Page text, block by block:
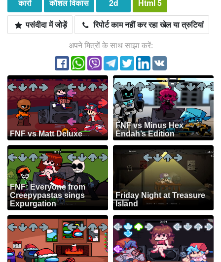
कारों कौशल विकास 2d
Html 5
पसंदीदा में जोड़ें
रिपोर्ट काम नहीं कर रहा खेल या त्रुटियां
अपने मित्रों के साथ साझा करें:
FNF vs Matt Deluxe
FNF vs Minus Hex –
Endah’s Edition
FNF: Everyone from
Creepypastas sings
Expurgation
Friday Night at Treasure
Island